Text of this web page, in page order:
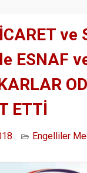
ve
ESNAF
ETTİ
Engelliler